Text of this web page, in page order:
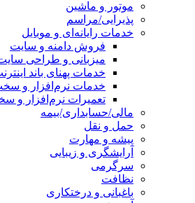
موتور و ماشین
پذیرایی/مراسم
خدمات رایانه‌ای و موبایل
فروش دامنه و سایت
میزبانی و طراحی
خدمات پهنای باند
خدمات نرم‌افزار و
تعمیرات نرم‌افزار و
مالی/حسابداری/بیمه
حمل و نقل
پیشه و مهارت
آرایشگری و زیبایی
سرگرمی
نظافت
باغبانی و درختکاری